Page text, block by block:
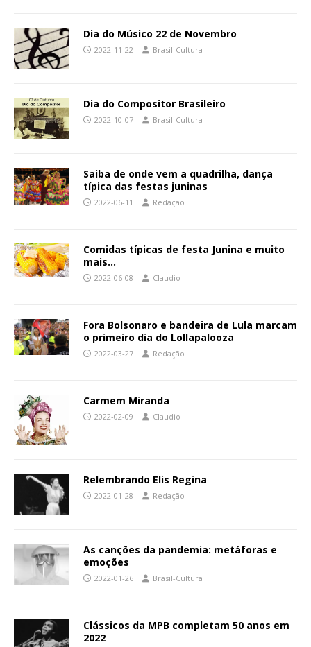
Dia do Músico 22 de Novembro
2022-11-22 Brasil-Cultura
Dia do Compositor Brasileiro
2022-10-07 Brasil-Cultura
Saiba de onde vem a quadrilha, dança
típica das festas juninas
2022-06-11 Redação
Comidas típicas de festa Junina e muito
mais…
2022-06-08 Claudio
Fora Bolsonaro e bandeira de Lula marcam
o primeiro dia do Lollapalooza
2022-03-27 Redação
Carmem Miranda
2022-02-09 Claudio
Relembrando Elis Regina
2022-01-28 Redação
As canções da pandemia: metáforas e
emoções
2022-01-26 Brasil-Cultura
Clássicos da MPB completam 50 anos em
2022